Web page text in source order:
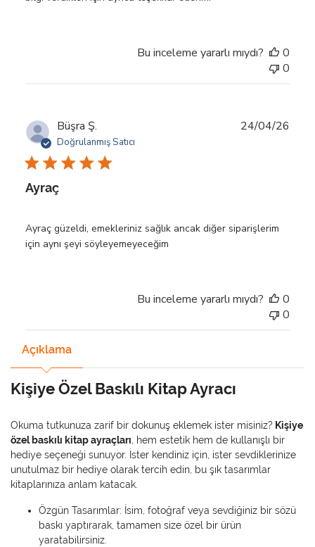
Bu inceleme yararlı mıydı?
0
0
Büşra Ş.
Doğrulanmış Satıcı
Ayraç
Ayraç güzeldi, emekleriniz sağlık ancak diğer siparişlerim
için aynı şeyi söyleyemeyeceğim
24/04/26
Bu inceleme yararlı mıydı?
0
0
Açıklama
Kişiye Özel Baskılı Kitap Ayracı
Okuma tutkunuza zarif bir dokunuş eklemek ister misiniz? Kişiye
özel baskılı kitap ayraçları, hem estetik hem de kullanışlı bir
hediye seçeneği sunuyor. İster kendiniz için, ister sevdiklerinize
unutulmaz bir hediye olarak tercih edin, bu şık tasarımlar
kitaplarınıza anlam katacak.
Özgün Tasarımlar: İsim, fotoğraf veya sevdiğiniz bir sözü
baskı yaptırarak, tamamen size özel bir ürün
yaratabilirsiniz.